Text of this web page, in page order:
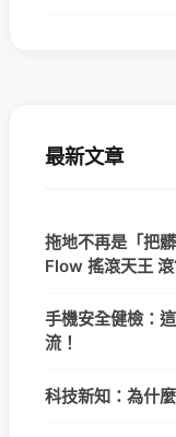
最新文章
拖地不再是「把
Flow 搖滾天王
手機安全健檢：
流！
科技新知：為什